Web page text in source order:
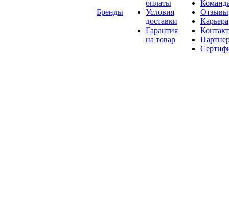
Бренды
оплаты
Условия
доставки
Гарантия
на товар
Отзывы
Карьера